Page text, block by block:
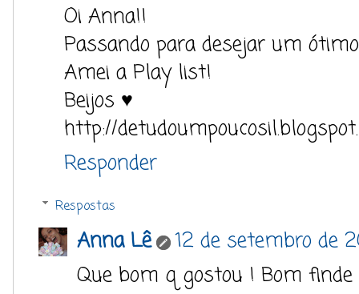
Oi Anna!!
Passando para desejar um
Amei a Play list!
Beijos ♥
http://
Responder
Respostas
Anna Lê
12 de setembro de
Que bom q gostou ! Bom